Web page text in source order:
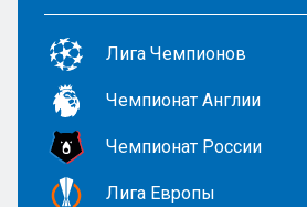
Лига Чемпионов
Чемпионат Англии
Чемпионат России
Лига Европы